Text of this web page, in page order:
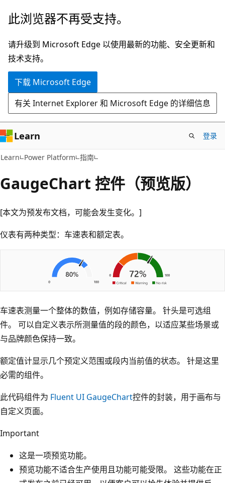
跳
主
要
内
此浏览器不再受支持。
请升级到 Microsoft Edge 以使用最新的功能、安全更新和
技术支持。
下载 Microsoft Edge
有关 Internet Explorer 和 Microsoft Edge 的详细信息
Learn 登录
Learn Power Platform 指南
GaugeChart 控件（预览版）
[本文为预发布文档，可能会发生变化。]
仪表有两种类型：车速表和额定表。
车速表测量一个整体的数值，例如存储容量。 针头是可选组
件。 可以自定义表示所测量值的段的颜色，以适应某些场景或
与品牌颜色保持一致。
额定值计显示几个预定义范围或段内当前值的状态。 针是这里
必需的组件。
此代码组件为 Fluent UI GaugeChart控件的封装，用于画布与
自定义页面。
Important
这是一项预览功能。
预览功能不适合生产使用且功能可能受限。 这些功能在正